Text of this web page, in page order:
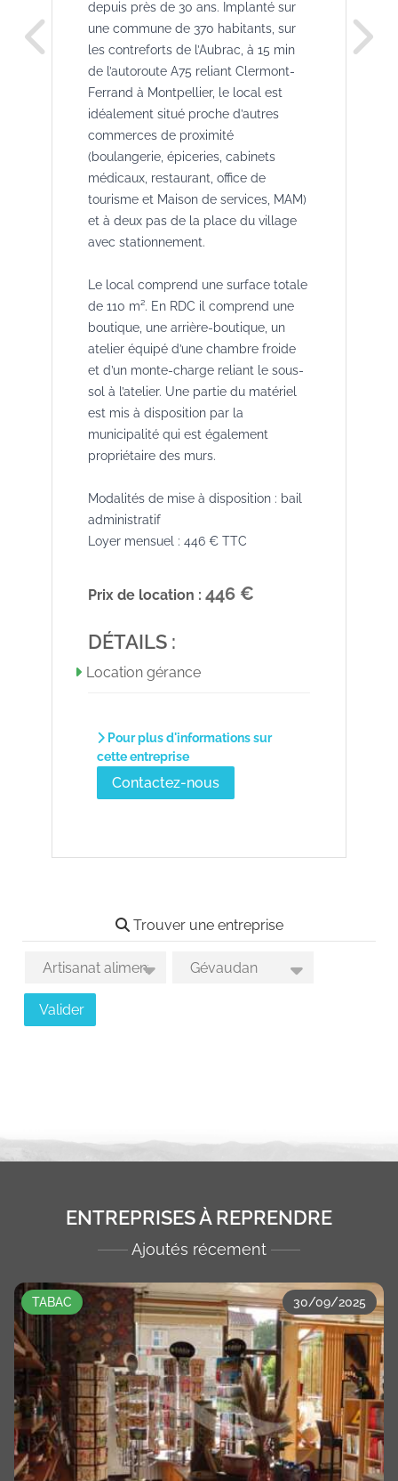
depuis près de 30 ans. Implanté sur
une commune de 370 habitants, sur
les contreforts de l’Aubrac, à 15 min
de l’autoroute A75 reliant Clermont-
Ferrand à Montpellier, le local est
idéalement situé proche d’autres
commerces de proximité
(boulangerie, épiceries, cabinets
médicaux, restaurant, office de
tourisme et Maison de services, MAM)
et à deux pas de la place du village
avec stationnement.
Le local comprend une surface totale
de 110 m². En RDC il comprend une
boutique, une arrière-boutique, un
atelier équipé d’une chambre froide
et d’un monte-charge reliant le sous-
sol à l’atelier. Une partie du matériel
est mis à disposition par la
municipalité qui est également
propriétaire des murs.
Modalités de mise à disposition : bail
administratif
Loyer mensuel : 446 € TTC
Prix de location :446 €
DÉTAILS :
Location gérance
Pour plus d'informations sur
cette entreprise
Contactez-nous
Trouver une entreprise
Choix des activités Choix des secteurs géographiques
Valider
ENTREPRISES À REPRENDRE
Ajoutés récement
TABAC 30/09/2025